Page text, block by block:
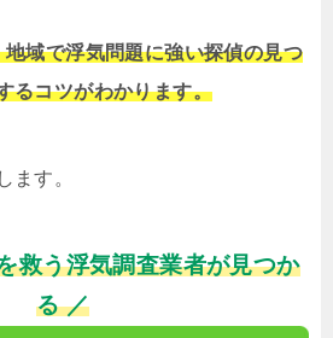
域で浮気問題に強い探偵の見つ
るコツがわかります。
ます。
救う浮気調査業者が見つか
る ／